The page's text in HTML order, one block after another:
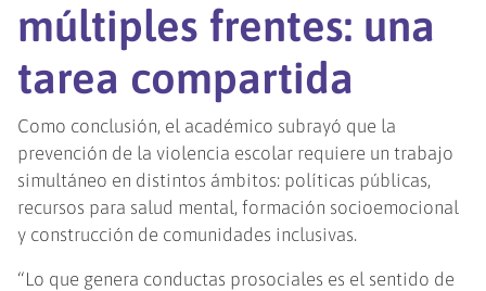
múltiples frentes: una
tarea compartida
Como conclusión, el académico subrayó que la
prevención de la violencia escolar requiere un trabajo
simultáneo en distintos ámbitos: políticas públicas,
recursos para salud mental, formación socioemocional
y construcción de comunidades inclusivas.
“Lo que genera conductas prosociales es el sentido de